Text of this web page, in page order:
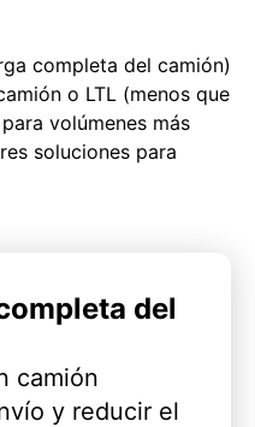
completa del camión)
o LTL (menos que
volúmenes más
soluciones para
del
camión
y reducir el